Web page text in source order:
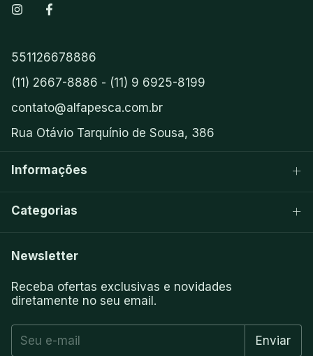
551126678886
(11) 2667-8886 - (11) 9 6925-8199
contato@alfapesca.com.br
Rua Otávio Tarquínio de Sousa, 386
Informações
Categorias
Newsletter
Receba ofertas exclusivas e novidades
diretamente no seu email.